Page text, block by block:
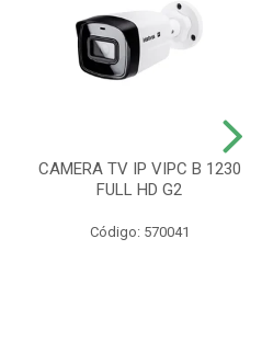
CAMERA TV IP VIPC B 1230
FULL HD G2
Código: 570041